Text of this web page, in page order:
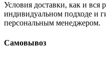
Условия доставки, как и вся
индивидуальном подходе и
персональным менеджером.
Самовывоз